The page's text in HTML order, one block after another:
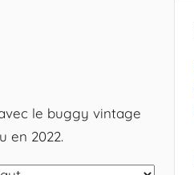
le buggy vintage
en 2022.